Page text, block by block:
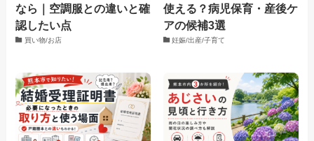
なら｜空調服との違いと確
認したい点
買い物/お店
使える？病児保育・産後ケ
アの候補3選
妊娠/出産/子育て